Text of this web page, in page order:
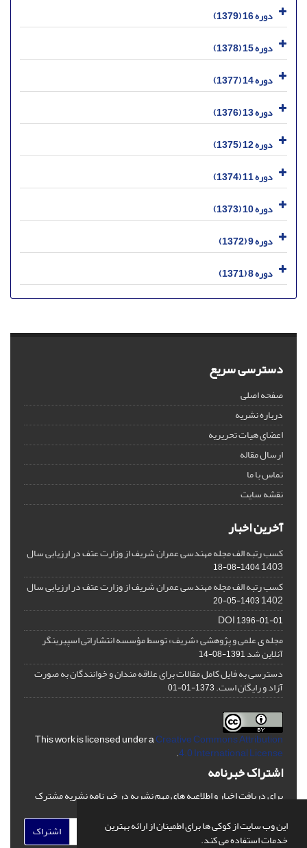
این وب سایت از کوکی ها برای اطمینان از ارائه بهترین
خدمات استفاده می کند.
دوره 16 (1379)
دوره 15 (1378)
دوره 14 (1377)
دوره 13 (1376)
دوره 12 (1375)
دوره 11 (1374)
دوره 10 (1373)
دوره 9 (1372)
دوره 8 (1371)
دسترسی سریع
صفحه اصلی
درباره نشریه
اعضای هیات تحریریه
ارسال مقاله
تماس با ما
نقشه سایت
آخرین اخبار
کسب رتبه الف مجله مهندسی عمران شریف از وزارت عتف در ارزیابی سال
1403
1404-08-18
کسب رتبه الف مجله مهندسی عمران شریف از وزارت عتف در ارزیابی سال
1402
1403-05-20
DOI1396-01-01
مجله ی علمی و پژوهشی «شریف» توسط مؤسسه انتشاراتی اسپیرینگر
آنلاین شد1391-08-14
دسترسی به فایل کامل مقالات برای علاقه مندان و خوانندگان به صورت
آزاد و رایگان است.1373-01-01
This work is licensed under aCreative Commons Attribution
4.0 International License
.
اشتراک خبرنامه
برای دریافت اخبار و اطلاعیه های مهم نشریه در خبرنامه نشریه مشترک
اشتراک